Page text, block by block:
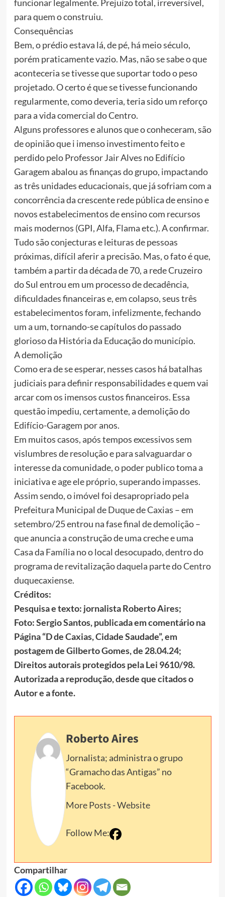
funcionar legalmente. Prejuízo total, irreversível,
para quem o construiu.
Consequências
Bem, o prédio estava lá, de pé, há meio século,
porém praticamente vazio. Mas, não se sabe o que
aconteceria se tivesse que suportar todo o peso
projetado. O certo é que se tivesse funcionando
regularmente, como deveria, teria sido um reforço
para a vida comercial do Centro.
Alguns professores e alunos que o conheceram, são
de opinião que i imenso investimento feito e
perdido pelo Professor Jair Alves no Edifício
Garagem abalou as finanças do grupo, impactando
as três unidades educacionais, que já sofriam com a
concorrência da crescente rede pública de ensino e
novos estabelecimentos de ensino com recursos
mais modernos (GPI, Alfa, Flama etc.). A confirmar.
Tudo são conjecturas e leituras de pessoas
próximas, difícil aferir a precisão. Mas, o fato é que,
também a partir da década de 70, a rede Cruzeiro
do Sul entrou em um processo de decadência,
dificuldades financeiras e, em colapso, seus três
estabelecimentos foram, infelizmente, fechando
um a um, tornando-se capítulos do passado
glorioso da História da Educação do município.
A demolição
Como era de se esperar, nesses casos há batalhas
judiciais para definir responsabilidades e quem vai
arcar com os imensos custos financeiros. Essa
questão impediu, certamente, a demolição do
Edifício-Garagem por anos.
Em muitos casos, após tempos excessivos sem
vislumbres de resolução e para salvaguardar o
interesse da comunidade, o poder publico toma a
iniciativa e age ele próprio, superando impasses.
Assim sendo, o imóvel foi desapropriado pela
Prefeitura Municipal de Duque de Caxias – em
setembro/25 entrou na fase final de demolição –
que anuncia a construção de uma creche e uma
Casa da Família no o local desocupado, dentro do
programa de revitalização daquela parte do Centro
duquecaxiense.
Créditos:
Pesquisa e texto: jornalista Roberto Aires;
Foto: Sergio Santos, publicada em comentário na
Página “D de Caxias, Cidade Saudade”, em
postagem de Gilberto Gomes, de 28.04.24;
Direitos autorais protegidos pela Lei 9610/98.
Autorizada a reprodução, desde que citados o
Autor e a fonte.
Roberto Aires
Jornalista; administra o grupo
“Gramacho das Antigas” no
Facebook.
More Posts -Website
Follow Me:
Compartilhar